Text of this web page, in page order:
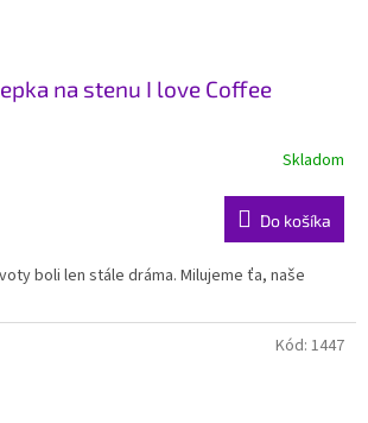
na stenu I love Coffee
Skladom
Do košíka
boli len stále dráma. Milujeme ťa, naše
Kód: 1447